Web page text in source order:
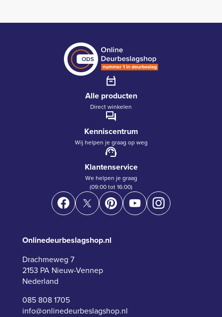
Alle producten
Direct winkelen
Kenniscentrum
Wij helpen je graag op weg
Klantenservice
We helpen je graag
(09:00 tot 16:00)
Onlinedeurbeslagshop.nl
Drachmeweg 7
2153 PA Nieuw-Vennep
Nederland
085 808 1705
info@onlinedeurbeslagshop.nl